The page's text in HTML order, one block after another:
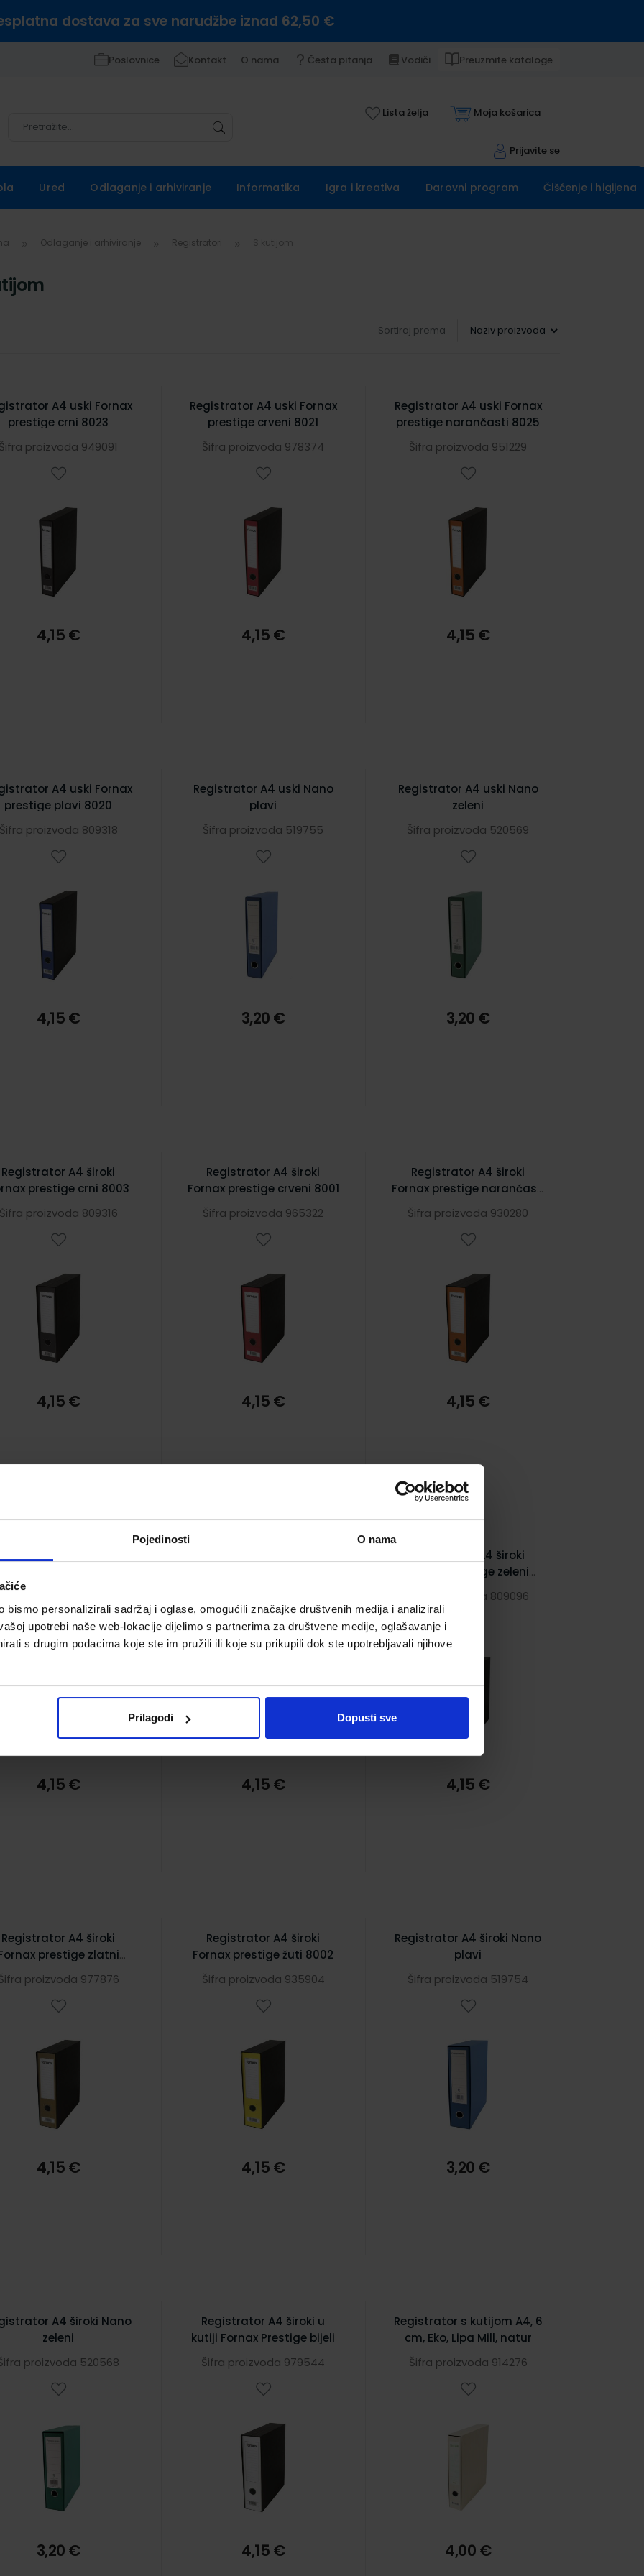
Pojedinosti O nama
bismo personalizirali sadržaj i oglase, omogućili značajke društvenih medija i analizirali
upotrebi naše web-lokacije dijelimo s partnerima za društvene medije, oglašavanje i
s drugim podacima koje ste im pružili ili koje su prikupili dok ste upotrebljavali njihove
Prilagodi Dopusti sve
dostava za sve narudžbe iznad 62,50 €
Poslovnice Kontakt O nama Česta pitanja Vodiči Preuzmite kataloge
Lista želja Moja košarica
Prijavite se
Ured Odlaganje i arhiviranje Informatika Igra i kreativa Darovni program Čišćenje i higijena
Odlaganje i arhiviranje Registratori
Sortiraj prema
A4 uski Fornax
prestige crni 8023
proizvoda 949091
4,15 €
Registrator A4 uski Fornax
prestige crveni 8021
Šifra proizvoda 978374
4,15 €
Registrator A4 uski Fornax
prestige narančasti 8025
Šifra proizvoda 951229
4,15 €
A4 uski Fornax
prestige plavi 8020
proizvoda 809318
4,15 €
Registrator A4 uski Nano
plavi
Šifra proizvoda 519755
3,20 €
Registrator A4 uski Nano
zeleni
Šifra proizvoda 520569
3,20 €
Registrator A4 široki
prestige crni 8003
proizvoda 809316
4,15 €
Registrator A4 široki
Fornax prestige crveni 8001
Šifra proizvoda 965322
4,15 €
Registrator A4 široki
Fornax prestige narančasti
Šifra proizvoda 930280
4,15 €
4,15 € 4,15 €
Registrator A4 široki
Fornax prestige zeleni
Šifra proizvoda 809096
4,15 €
Registrator A4 široki
prestige zlatni
proizvoda 977876
4,15 €
Registrator A4 široki
Fornax prestige žuti 8002
Šifra proizvoda 935904
4,15 €
Registrator A4 široki Nano
plavi
Šifra proizvoda 519754
3,20 €
A4 široki Nano
zeleni
proizvoda 520568
3,20 €
Registrator A4 široki u
kutiji Fornax Prestige bijeli
Šifra proizvoda 979544
4,15 €
Registrator s kutijom A4, 6
cm, Eko, Lipa Mill, natur
Šifra proizvoda 914276
4,00 €